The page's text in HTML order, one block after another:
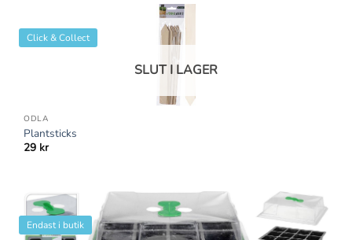
Click & Collect
SLUT I LAGER
ODLA
Plantsticks
29 kr
Endast i butik